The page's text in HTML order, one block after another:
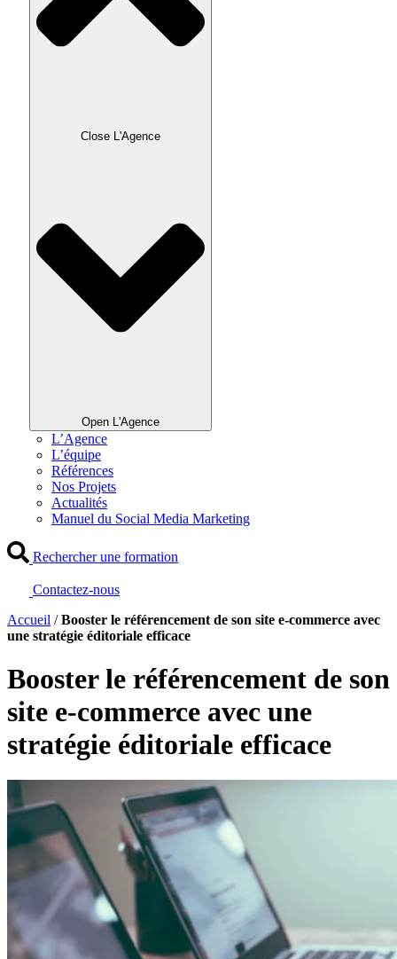
Close L'Agence
Open L'Agence
L’Agence
L’équipe
Références
Nos Projets
Actualités
Manuel du Social Media Marketing
Rechercher une formation
Contactez-nous
Accueil /Booster le référencement de son site e-commerce avec
une stratégie éditoriale efficace
Booster le référencement de son
site e-commerce avec une
stratégie éditoriale efficace